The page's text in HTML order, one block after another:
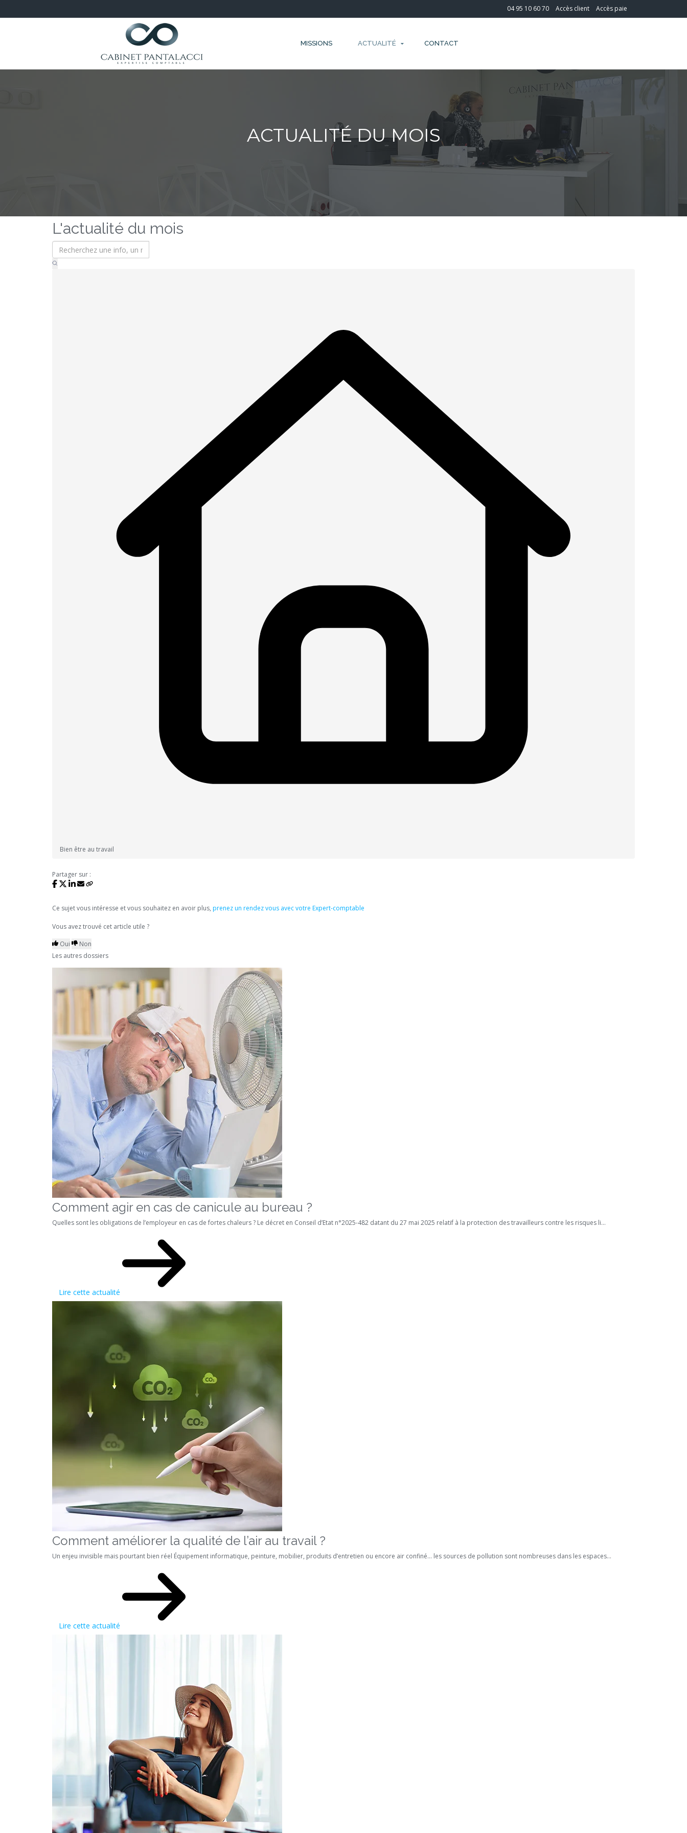
04 95 10 60 70 Accès client Accès paie
MISSIONS ACTUALITÉ CONTACT
ACTUALITÉ DU MOIS
L'actualité du mois
Bien être au travail
Partager sur :
Ce sujet vous intéresse et vous souhaitez en avoir plus, prenez un rendez vous avec votre Expert-comptable
Vous avez trouvé cet article utile ?
Oui
Non
Les autres dossiers
Comment agir en cas de canicule au bureau ?
Quelles sont les obligations de l’employeur en cas de fortes chaleurs ? Le décret en Conseil d’Etat n°2025-482 datant du 27 mai 2025 relatif à la protection des travailleurs contre les risques li...
Lire cette actualité
Comment améliorer la qualité de l’air au travail ?
Un enjeu invisible mais pourtant bien réel Équipement informatique, peinture, mobilier, produits d’entretien ou encore air confiné… les sources de pollution sont nombreuses dans les espaces...
Lire cette actualité